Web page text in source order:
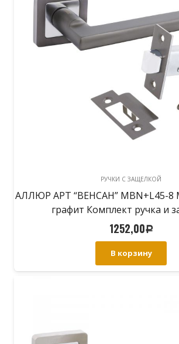
РУЧКИ С ЗАЩЕЛКОЙ
АЛЛЮР АРТ “ВЕНСАН” MBN+L45-8
графит Комплект ручка и
1252,00Р
В корзину